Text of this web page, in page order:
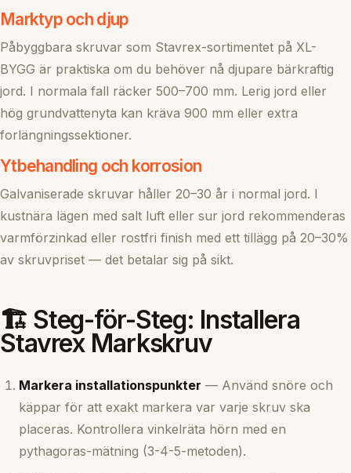
Marktyp och djup
Påbyggbara skruvar som Stavrex-sortimentet på XL-
BYGG är praktiska om du behöver nå djupare bärkraftig
jord. I normala fall räcker 500–700 mm. Lerig jord eller
hög grundvattenyta kan kräva 900 mm eller extra
forlängningssektioner.
Ytbehandling och korrosion
Galvaniserade skruvar håller 20–30 år i normal jord. I
kustnära lägen med salt luft eller sur jord rekommenderas
varmförzinkad eller rostfri finish med ett tillägg på 20–30%
av skruvpriset — det betalar sig på sikt.
🏗️ Steg-för-Steg: Installera
Stavrex Markskruv
Markera installationspunkter — Använd snöre och
käppar för att exakt markera var varje skruv ska
placeras. Kontrollera vinkelräta hörn med en
pythagoras-mätning (3-4-5-metoden).